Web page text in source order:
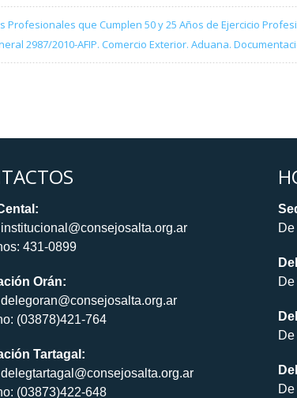
Profesionales que Cumplen 50 y 25 Años de Ejercicio
2987/2010-AFIP. Comercio Exterior. Aduana.
431-0899
Orán:
(03878)421-764
Tartagal:
(03873)422-648